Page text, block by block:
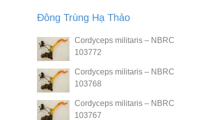
Đông Trùng Hạ Thảo
Cordyceps militaris – NBRC
103772
Cordyceps militaris – NBRC
103768
Cordyceps militaris – NBRC
103767